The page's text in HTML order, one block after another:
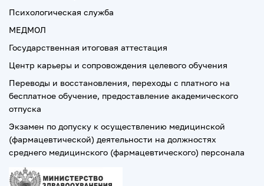
Психологическая служба
МЕДМОЛ
Государственная итоговая аттестация
Центр карьеры и сопровождения целевого обучения
Переводы и восстановления, переходы с платного на
бесплатное обучение, предоставление академического
отпуска
Экзамен по допуску к осуществлению медицинской
(фармацевтической) деятельности на должностях
среднего медицинского (фармацевтического) персонала